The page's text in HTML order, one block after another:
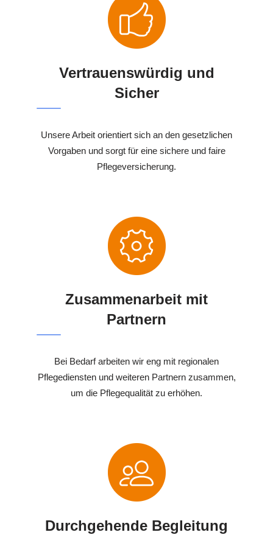
Vertrauenswürdig und
Sicher
Unsere Arbeit orientiert sich an den gesetzlichen
Vorgaben und sorgt für eine sichere und faire
Pflegeversicherung.
Zusammenarbeit mit
Partnern
Bei Bedarf arbeiten wir eng mit regionalen
Pflegediensten und weiteren Partnern zusammen,
um die Pflegequalität zu erhöhen.
Durchgehende Begleitung